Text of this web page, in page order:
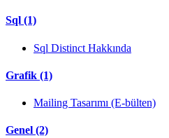
Sql (1)
Sql Distinct Hakkında
Grafik (1)
Mailing Tasarımı (E-bülten)
Genel (2)